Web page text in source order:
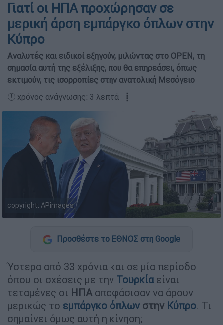
Γιατί οι ΗΠΑ προχώρησαν σε
μερική άρση εμπάργκο όπλων στην
Κύπρο
Αναλυτές και ειδικοί εξηγούν, μιλώντας στο OPEN, τη
σημασία αυτή της εξέλιξης, που θα επηρεάσει, όπως
εκτιμούν, τις ισορροπίες στην ανατολική Μεσόγειο
🕛 χρόνος ανάγνωσης: 3 λεπτά ┋
copyright: APimages
Προσθέστε το ΕΘΝΟΣ στη Google
Ύστερα από 33 χρόνια και σε μία περίοδο
όπου οι σχέσεις με την Τουρκία είναι
τεταμένες οι ΗΠΑ αποφάσισαν να άρουν
μερικώς το εμπάργκο όπλωνστην Κύπρο. Τι
σημαίνει όμως αυτή η κίνηση;